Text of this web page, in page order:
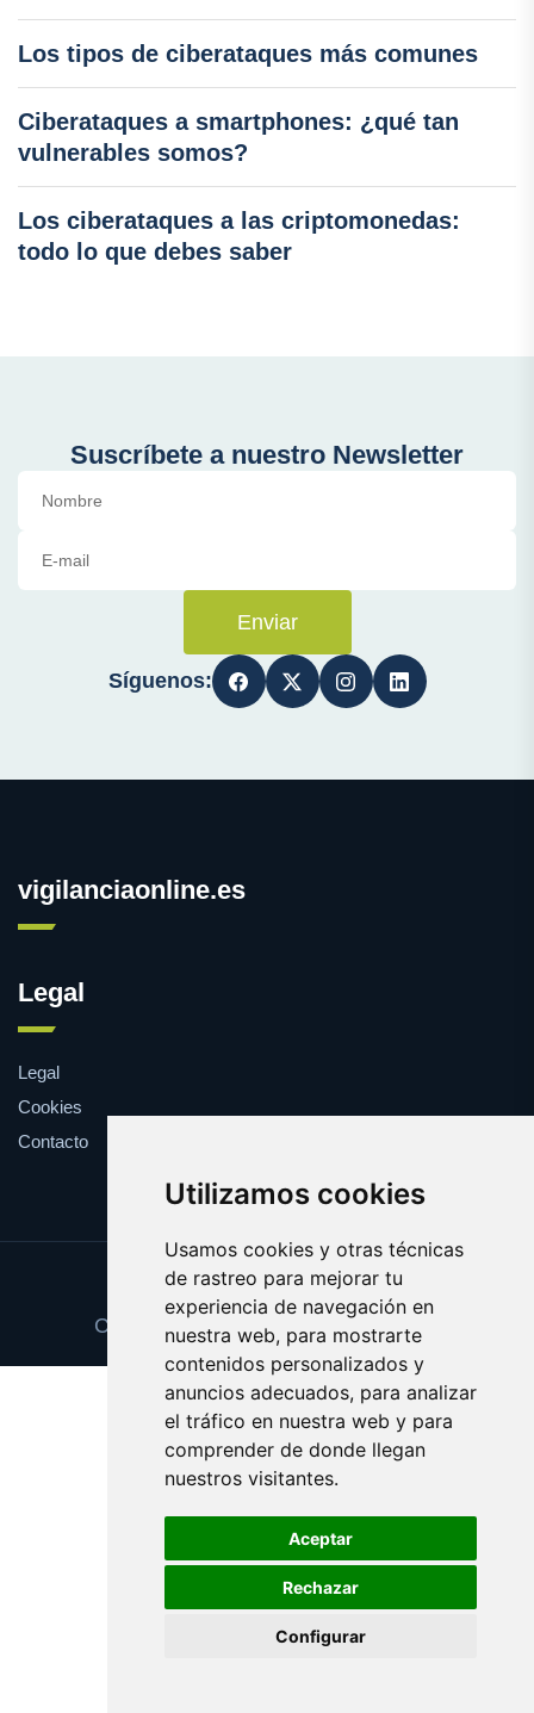
Utilizamos cookies
Usamos cookies y otras técnicas
de rastreo para mejorar tu
experiencia de navegación en
nuestra web, para mostrarte
contenidos personalizados y
anuncios adecuados, para analizar
el tráfico en nuestra web y para
comprender de donde llegan
nuestros visitantes.
Aceptar
Rechazar
Configurar
Los tipos de ciberataques más comunes
Ciberataques a smartphones: ¿qué tan
vulnerables somos?
Los ciberataques a las criptomonedas:
todo lo que debes saber
Suscríbete a nuestro Newsletter
Enviar
Síguenos:
vigilanciaonline.es
Legal
Legal
Cookies
Contacto
Update cookies preferences
Copyright © 2025 vigilanciaonline.es